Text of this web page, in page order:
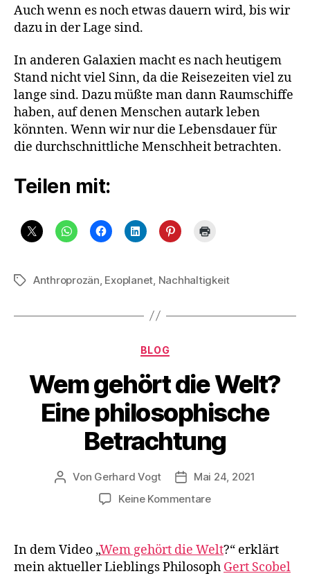
Auch wenn es noch etwas dauern wird, bis wir
dazu in der Lage sind.
In anderen Galaxien macht es nach heutigem
Stand nicht viel Sinn, da die Reisezeiten viel zu
lange sind. Dazu müßte man dann Raumschiffe
haben, auf denen Menschen autark leben
könnten. Wenn wir nur die Lebensdauer für
die durchschnittliche Menschheit betrachten.
Teilen mit:
Schlagwörter
Anthroprozän Exoplanet Nachhaltigkeit
Kategorien
BLOG
Wem gehört die Welt?
Eine philosophische
Betrachtung
Beitragsautor
Von Gerhard Vogt Veröffentlichungsdatum
Mai 24, 2021
Keine Kommentarezu
die
Welt?
In dem Video „Wem gehört die Welt?“ erklärt
mein aktueller Lieblings Philosoph Gert Scobel